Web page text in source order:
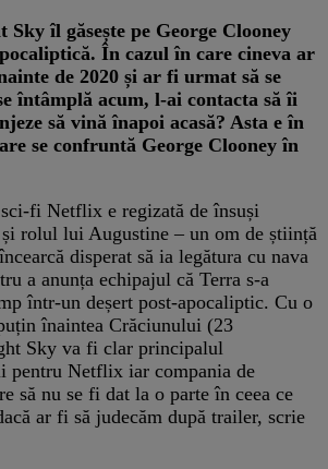
îl găsește pe George Clooney
În cazul în care cineva ar
de 2020 și ar fi urmat să se
întâmplă acum, l-ai contacta să îi
să vină înapoi acasă? Asta e în
se confruntă George Clooney în
fi Netflix e regizată de însuși
rolul lui Augustine – un om de știință
disperat să ia legătura cu nava
a anunța echipajul că Terra s-a
într-un deșert post-apocaliptic. Cu o
înaintea Crăciunului (23
Sky va fi clar principalul
pentru Netflix iar compania de
să nu se fi dat la o parte în ceea ce
ar fi să judecăm după trailer, scrie